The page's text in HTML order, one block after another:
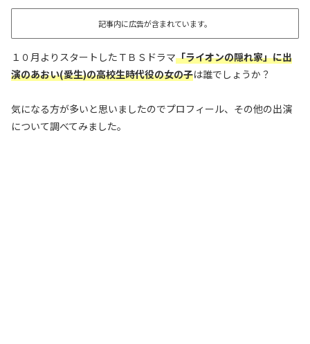
記事内に広告が含まれています。
１０月よりスタートしたＴＢＳドラマ「ライオンの隠れ家」に出
演のあおい(愛生)の高校生時代役の女の子は誰でしょうか？
気になる方が多いと思いましたのでプロフィール、その他の出演
について調べてみました。